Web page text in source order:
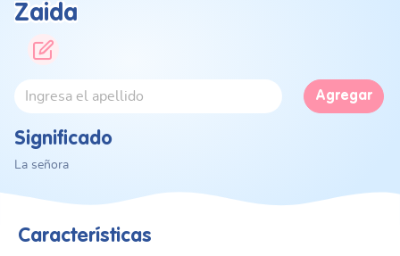
Zaida
Agregar
Significado
La señora
Características